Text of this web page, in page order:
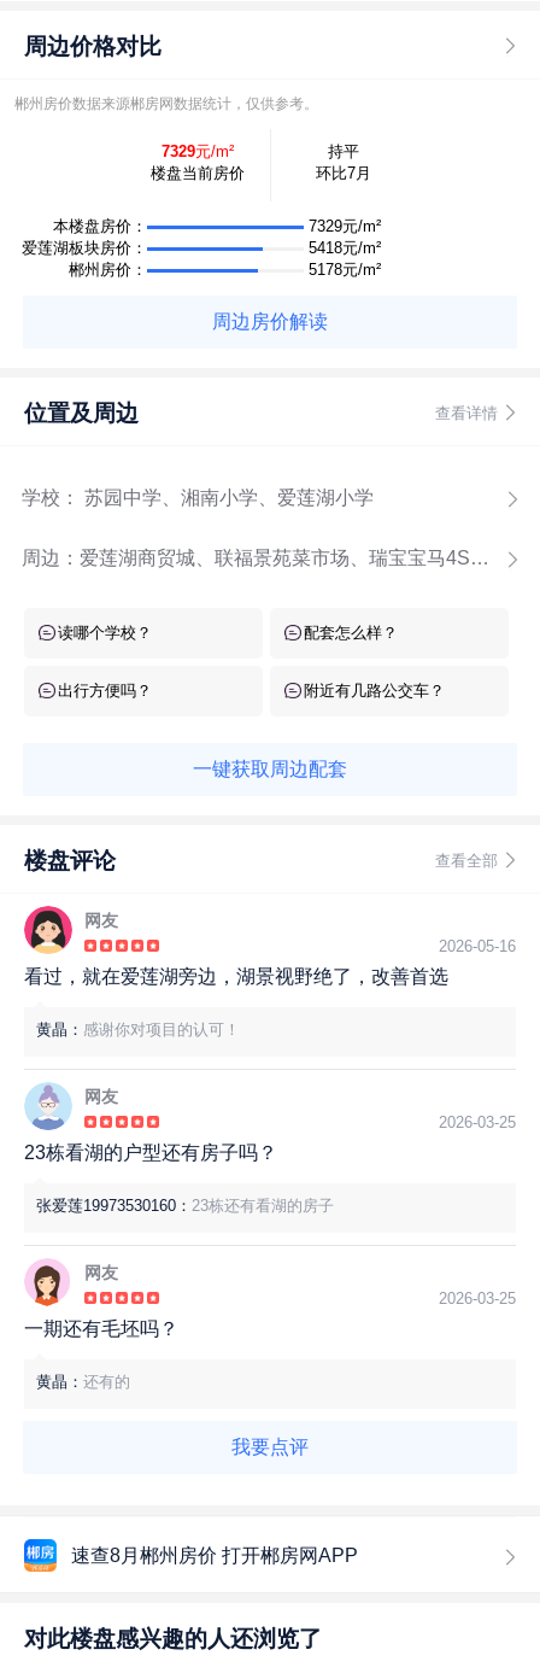
周边价格对比
郴州房价数据来源郴房网数据统计，仅供参考。
7329元/m²
楼盘当前房价
持平
环比7月
本楼盘房价：
7329元/m²
爱莲湖板块房价：
5418元/m²
郴州房价：
5178元/m²
周边房价解读
位置及周边 查看详情
学校： 苏园中学、湘南小学、爱莲湖小学
周边： 爱莲湖商贸城、联福景苑菜市场、瑞宝宝马4S店、风情路步行街
读哪个学校？ 配套怎么样？
出行方便吗？ 附近有几路公交车？
一键获取周边配套
楼盘评论 查看全部
网友
2026-05-16
看过，就在爱莲湖旁边，湖景视野绝了，改善首选
黄晶： 感谢你对项目的认可！
网友
2026-03-25
23栋看湖的户型还有房子吗？
张爱莲19973530160： 23栋还有看湖的房子
网友
2026-03-25
一期还有毛坯吗？
黄晶： 还有的
我要点评
速查8月郴州房价 打开郴房网APP
对此楼盘感兴趣的人还浏览了